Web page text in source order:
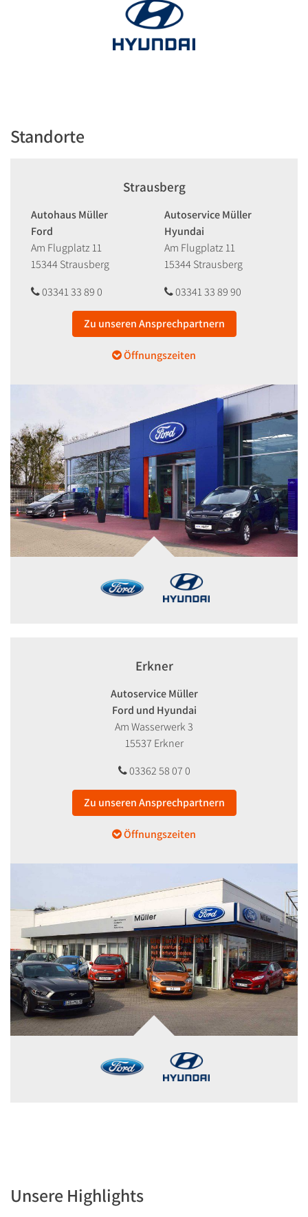
Standorte
Strausberg
Autohaus Müller
Ford
Am Flugplatz 11
15344 Strausberg
03341 33 89 0
Autoservice Müller
Hyundai
Am Flugplatz 11
15344 Strausberg
03341 33 89 90
Zu unseren Ansprechpartnern
Öffnungszeiten
Erkner
Autoservice Müller
Ford und Hyundai
Am Wasserwerk 3
15537 Erkner
03362 58 07 0
Zu unseren Ansprechpartnern
Öffnungszeiten
Unsere Highlights